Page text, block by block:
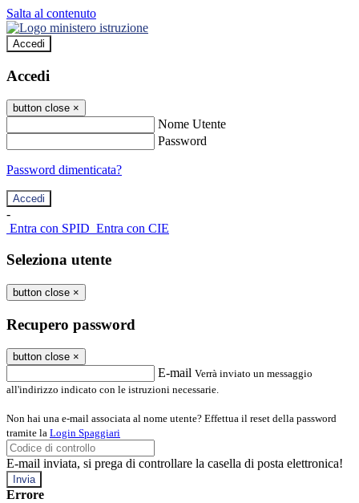
Salta al contenuto
Accedi
Accedi
button close ×
Nome Utente
Password
Password dimenticata?
-
Entra con SPID Entra con CIE
Seleziona utente
button close ×
Recupero password
button close ×
E-mail Verrà inviato un messaggio
all'indirizzo indicato con le istruzioni necessarie.
Non hai una e-mail associata al nome utente? Effettua il reset della password
tramite la Login Spaggiari
E-mail inviata, si prega di controllare la casella di posta elettronica!
Errore